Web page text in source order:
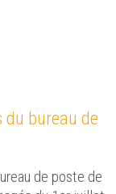
du bureau de
de poste de